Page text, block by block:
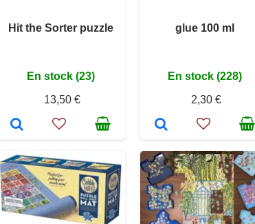
Hit the Sorter puzzle
En stock (23)
13,50 €
glue 100 ml
En stock (228)
2,30 €